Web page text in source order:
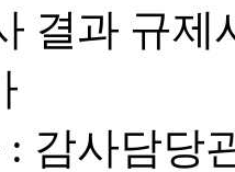
결과 규
감사담당